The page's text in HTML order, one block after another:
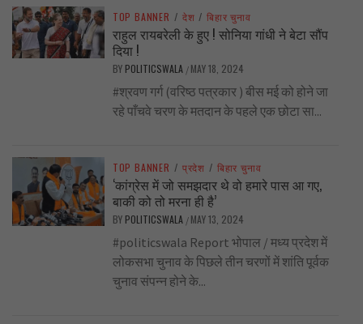
TOP BANNER / देश / बिहार चुनाव
राहुल रायबरेली के हुए ! सोनिया गांधी ने बेटा सौंप
दिया !
BY POLITICSWALA / MAY 18, 2024
#श्रवण गर्ग (वरिष्ठ पत्रकार ) बीस मई को होने जा
रहे पाँचवे चरण के मतदान के पहले एक छोटा सा...
TOP BANNER / प्रदेश / बिहार चुनाव
‘कांग्रेस में जो समझदार थे वो हमारे पास आ गए,
बाकी को तो मरना ही है’
BY POLITICSWALA / MAY 13, 2024
#politicswala Report भोपाल / मध्य प्रदेश में
लोकसभा चुनाव के पिछले तीन चरणों में शांति पूर्वक
चुनाव संपन्न होने के...